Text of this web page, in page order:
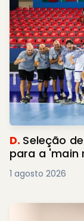
D. Seleção
para a 'main
1 agosto 2026